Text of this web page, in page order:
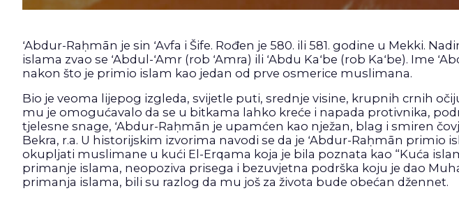
ʻAbdur-Raḥmān je sin ʻAvfa i Šife. Rođen je 580. ili 581. godine u Mekki.
islama zvao se ʻAbdul-ʻAmr (rob ʻAmra) ili ʻAbdu Kaʻbe (rob Kaʻbe). Ime
nakon što je primio islam kao jedan od prve osmerice muslimana.
Bio je veoma lijepog izgleda, svijetle puti, srednje visine, krupnih crnih
mu je omogućavalo da se u bitkama lahko kreće i napada protivnika,
tjelesne snage, ʻAbdur-Raḥmān je upamćen kao nježan, blag i smiren
Bekra, r.a. U historijskim izvorima navodi se da je ʻAbdur-Raḥmān primio
okupljati muslimane u kući El-Erqama koja je bila poznata kao “Kuća
primanje islama, neopoziva prisega i bezuvjetna podrška koju je dao
primanja islama, bili su razlog da mu još za života bude obećan džennet.